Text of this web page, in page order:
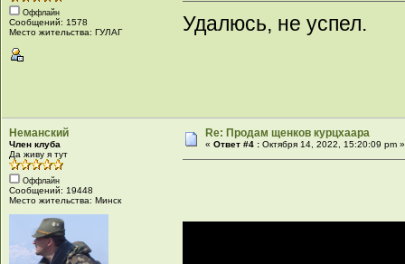
Оффлайн
Сообщений: 1578
Место жительства: ГУЛАГ
Удалюсь, не успел.
Неманский
Член клуба
Да живу я тут
Оффлайн
Сообщений: 19448
Место жительства: Минск
Re: Продам щенков курцхаара
«Ответ #4 : Октября 14, 2022, 15:20:09 pm »